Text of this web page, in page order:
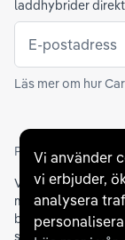
Vi använder
vi erbjuder,
analysera
laddhybrider
E-postadress
Läs mer om hur
Partners och
Vi samarbetar med
möjliga